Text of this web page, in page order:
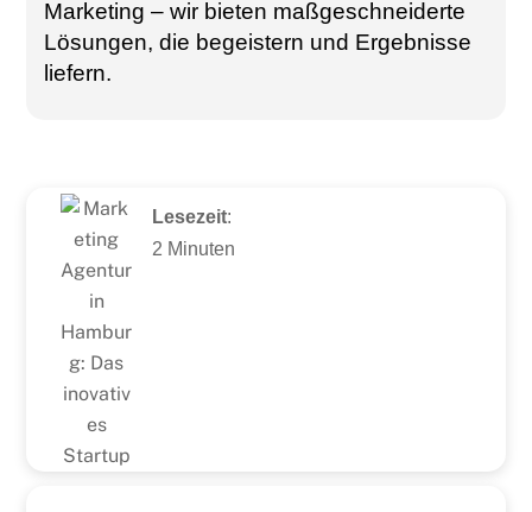
Marketing – wir bieten maßgeschneiderte
Lösungen, die begeistern und Ergebnisse
liefern.
Lesezeit:
2 Minuten